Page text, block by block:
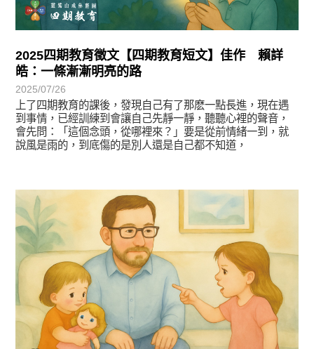
2025四期教育徵文【四期教育短文】佳作 賴詳
皓：一條漸漸明亮的路
2025/07/26
上了四期教育的課後，發現自己有了那麽一點長進，現在遇
到事情，已經訓練到會讓自己先靜一靜，聽聽心裡的聲音，
會先問：「這個念頭，從哪裡來？」要是從前情緒一到，就
說風是雨的，到底傷的是別人還是自己都不知道，